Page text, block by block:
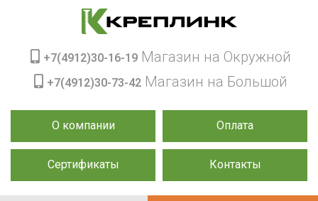
О компании Оплата
Сертификаты Контакты
+7(4912)30-16-19 Магазин на Окружной
+7(4912)30-73-42 Магазин на Большой